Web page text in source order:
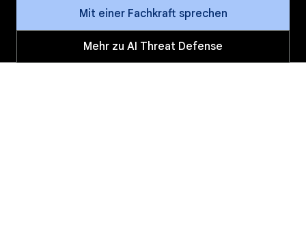
Mit einer Fachkraft sprechen
Mehr zu AI Threat Defense